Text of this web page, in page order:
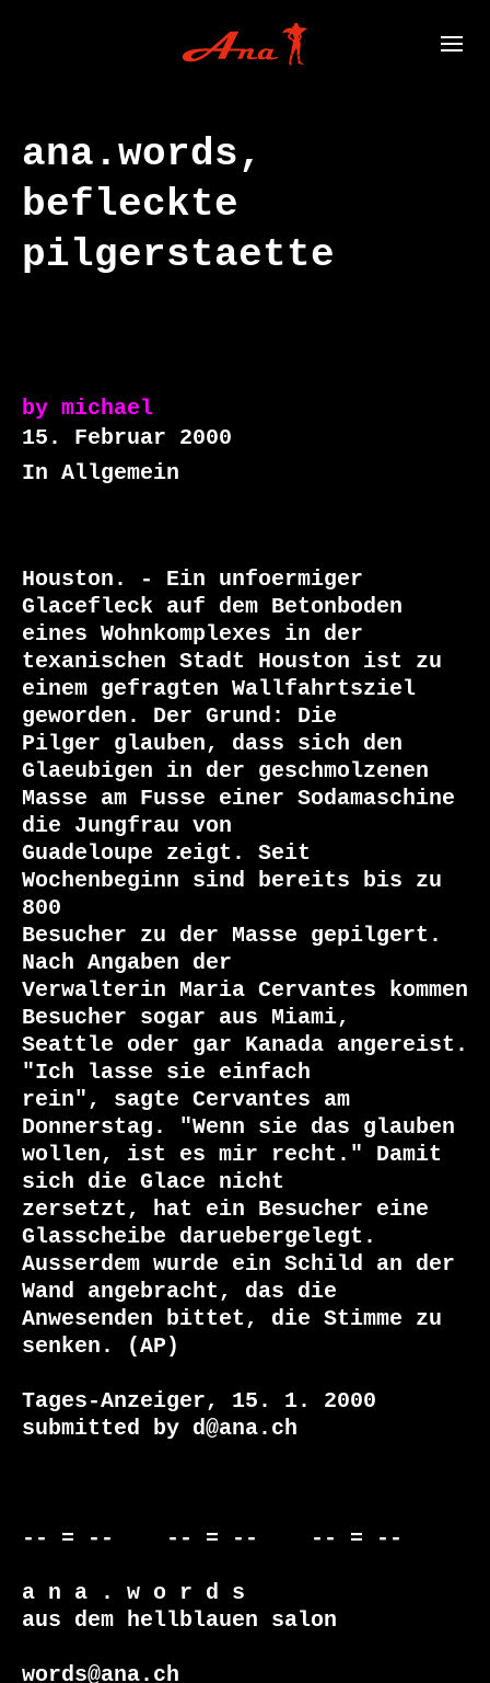
ana.words,
befleckte
pilgerstaette
by michael
15. Februar 2000
In Allgemein
Houston. - Ein unfoermiger
Glacefleck auf dem Betonboden
eines Wohnkomplexes in der
texanischen Stadt Houston ist zu
einem gefragten Wallfahrtsziel
geworden. Der Grund: Die
Pilger glauben, dass sich den
Glaeubigen in der geschmolzenen
Masse am Fusse einer Sodamaschine
die Jungfrau von
Guadeloupe zeigt. Seit
Wochenbeginn sind bereits bis zu
800
Besucher zu der Masse gepilgert.
Nach Angaben der
Verwalterin Maria Cervantes kommen
Besucher sogar aus Miami,
Seattle oder gar Kanada angereist.
"Ich lasse sie einfach
rein", sagte Cervantes am
Donnerstag. "Wenn sie das glauben
wollen, ist es mir recht." Damit
sich die Glace nicht
zersetzt, hat ein Besucher eine
Glasscheibe daruebergelegt.
Ausserdem wurde ein Schild an der
Wand angebracht, das die
Anwesenden bittet, die Stimme zu
senken. (AP)
Tages-Anzeiger, 15. 1. 2000
submitted by d@ana.ch
-- = --    -- = --    -- = --
a n a . w o r d s
aus dem hellblauen salon